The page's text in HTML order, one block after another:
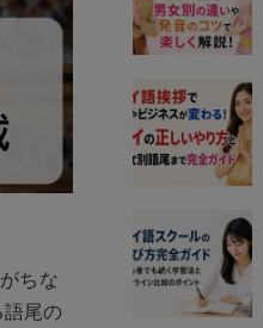
ちな
尾の